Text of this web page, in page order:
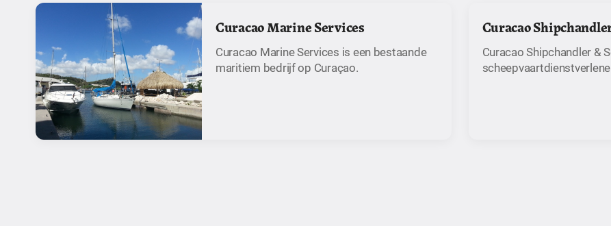
Curacao Marine Services
Curacao Marine Services is een bestaande
maritiem bedrijf op Curaçao.
Curacao
Curacao Shipchandler &